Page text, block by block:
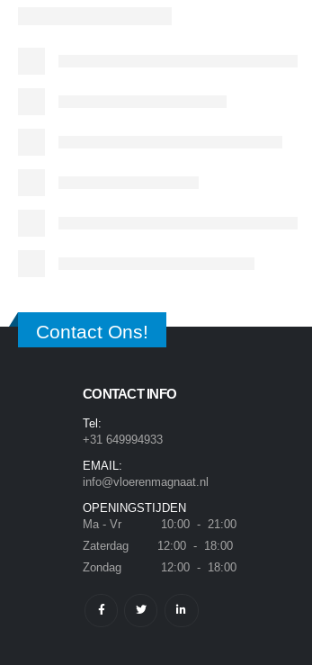
Contact Ons!
CONTACT INFO
Tel:
+31 649994933
EMAIL:
info@vloerenmagnaat.nl
OPENINGSTIJDEN
Ma - Vr 10:00 - 21:00
Zaterdag 12:00 - 18:00
Zondag 12:00 - 18:00